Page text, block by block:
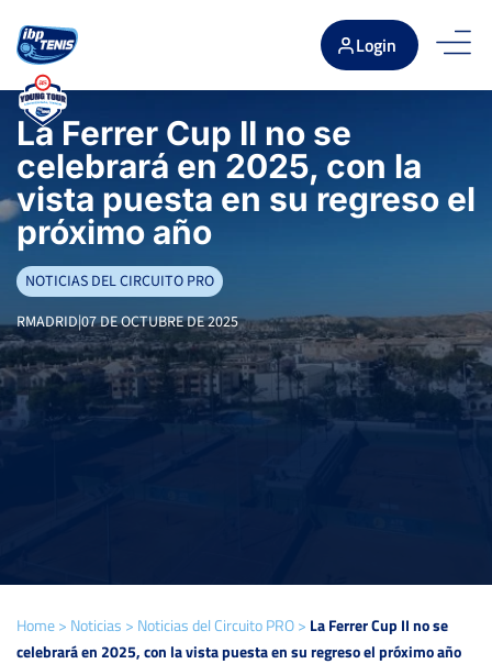
Login
La Ferrer Cup II no se
celebrará en 2025, con la
vista puesta en su regreso el
próximo año
NOTICIAS DEL CIRCUITO PRO
RMADRID|07 DE OCTUBRE DE 2025
Home> Noticias > Noticias del Circuito PRO> La Ferrer Cup II no se
celebrará en 2025, con la vista puesta en su regreso el próximo año